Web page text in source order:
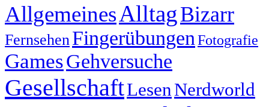
AllgemeinesAlltagBizarr
FernsehenFingerübungen Fotografie
GamesGehversuche
GesellschaftLesenNerdworld